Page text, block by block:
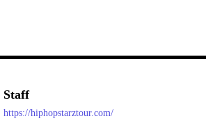
Staff
https://hiphopstarztour.com/